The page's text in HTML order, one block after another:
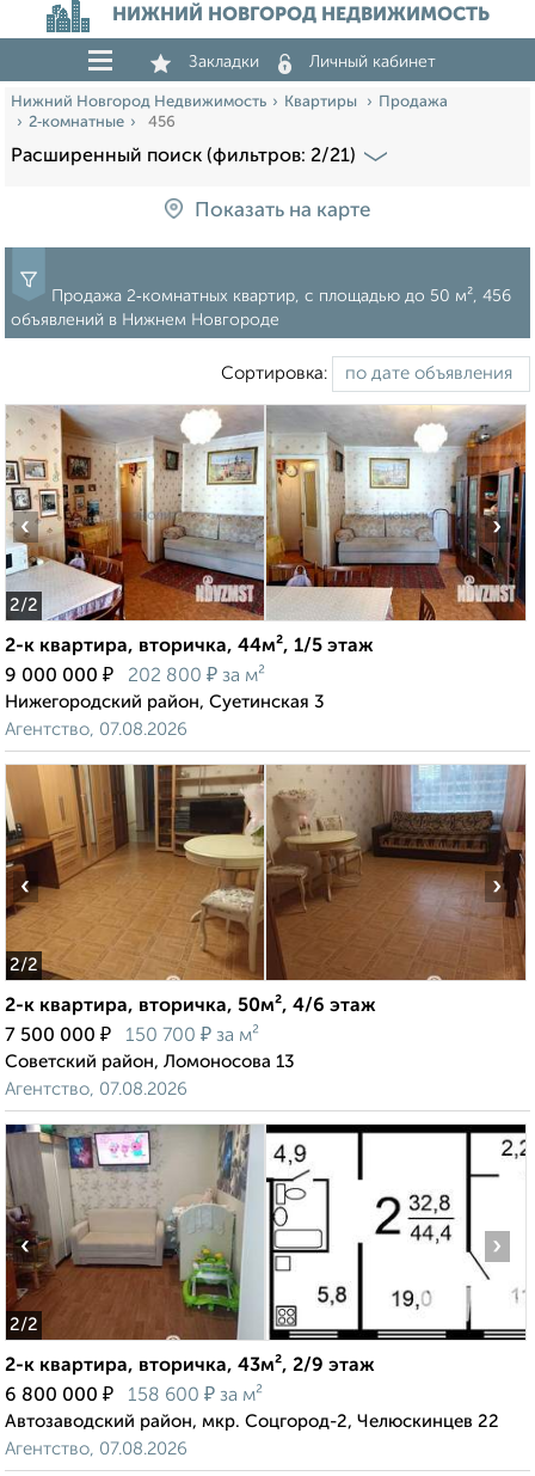
НИЖНИЙ НОВГОРОД НЕДВИЖИМОСТЬ
Закладки Личный кабинет
Нижний Новгород Недвижимость Квартиры
Продажа
2‑комнатные
456
Расширенный поиск (фильтров: 2/21)
Показать на карте
Продажа 2‑комнатных квартир, c площадью до 50 м², 456
объявлений в Нижнем Новгороде
Сортировка:
2/2
‹ ›
2-к квартира, вторичка, 44м², 1/5 этаж
9 000 000 ₽ 202 800 ₽ за м²
Нижегородский район, Суетинская 3
Агентство, 07.08.2026
2/2
‹ ›
2-к квартира, вторичка, 50м², 4/6 этаж
7 500 000 ₽ 150 700 ₽ за м²
Советский район, Ломоносова 13
Агентство, 07.08.2026
2/2
‹ ›
2-к квартира, вторичка, 43м², 2/9 этаж
6 800 000 ₽ 158 600 ₽ за м²
Автозаводский район, мкр. Соцгород-2, Челюскинцев 22
Агентство, 07.08.2026